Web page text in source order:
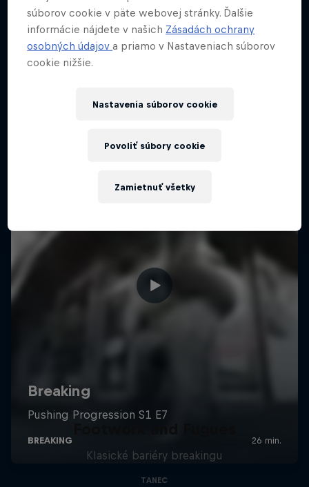
Eurovea, Slovensko
TANEC
Upcoming event
Klasické bariéry breakingu
TANEC
súborov cookie v päte webovej stránky. Ďalšie
informácie nájdete v našich Zásadách ochrany
osobných údajova priamo v Nastaveniach súborov
cookie nižšie.
Nastavenia súborov cookie
Zamietnuť všetky
Povoliť súbory cookie